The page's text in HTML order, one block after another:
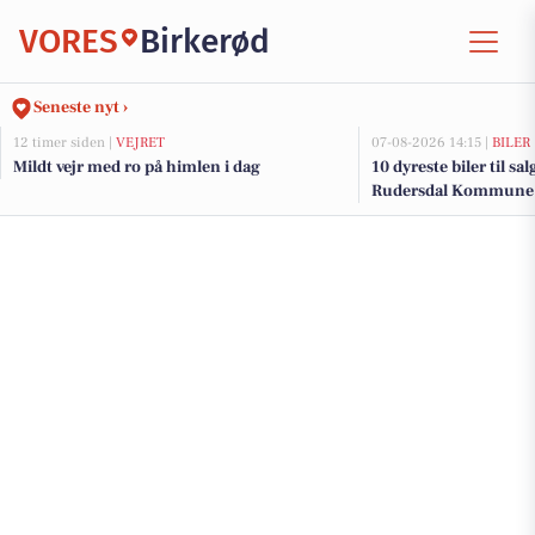
VORES Birkerød
Seneste nyt ›
12 timer siden | VEJRET
Mildt vejr med ro på himlen i dag
07-08-2026 14:15 | BILER
10 dyreste biler til
Rudersdal Kommune